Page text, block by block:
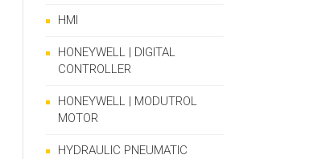
HMI
HONEYWELL | DIGITAL
CONTROLLER
HONEYWELL | MODUTROL
MOTOR
HYDRAULIC PNEUMATIC